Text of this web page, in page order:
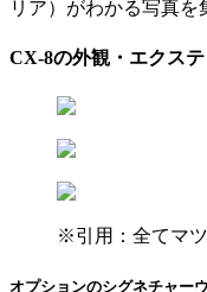
リア）がわかる写真を
CX-8の外観・エクス
※引用：全てマ
オプションのシグネチャー